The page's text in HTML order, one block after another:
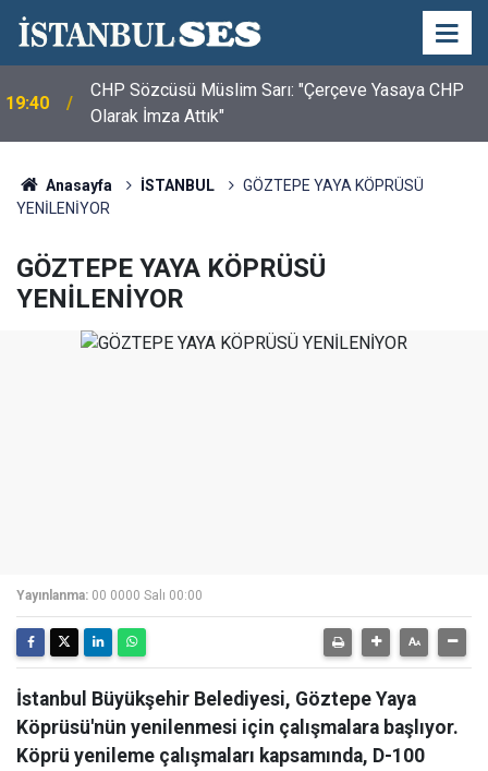
19:40
CHP Sözcüsü Müslim Sarı: "Çerçeve Yasaya CHP
Olarak İmza Attık"
Anasayfa İSTANBUL
GÖZTEPE YAYA KÖPRÜSÜ
YENİLENİYOR
GÖZTEPE YAYA KÖPRÜSÜ
YENİLENİYOR
Yayınlanma: 00 0000 Salı 00:00
İstanbul Büyükşehir Belediyesi, Göztepe Yaya
Köprüsü'nün yenilenmesi için çalışmalara başlıyor.
Köprü yenileme çalışmaları kapsamında, D-100